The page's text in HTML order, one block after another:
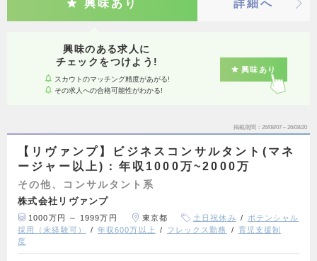
興味あり 詳細へ
興味のある求人に
チェックをつけよう!
スカウトのマッチング精度があがる!
その求人への合格可能性がわかる!
興味あり
掲載期間 26/08/07～26/08/20
【リヴァンプ】ビジネスコンサルタント(マネ
ージャー以上)：年収1000万~2000万
その他、コンサルタント系
株式会社リヴァンプ
1000万円 ～ 1999万円 東京都 土日祝休み
ポテンシャル
採用（未経験可）
年収600万以上 フレックス勤務
育児支援制
度